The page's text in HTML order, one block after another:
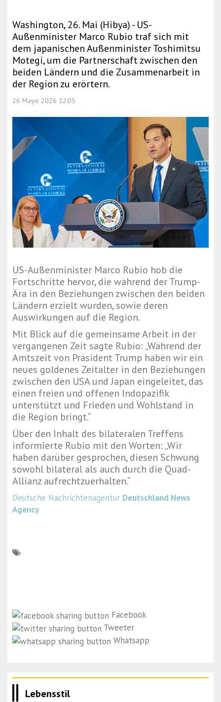
Washington, 26. Mai (Hibya) - US-
Außenminister Marco Rubio traf sich mit
dem japanischen Außenminister Toshimitsu
Motegi, um die Partnerschaft zwischen den
beiden Ländern und die Zusammenarbeit in
der Region zu erörtern.
26 Mayıs 2026 12:05
US-Außenminister Marco Rubio hob die
Fortschritte hervor, die während der Trump-
Ära in den Beziehungen zwischen den beiden
Ländern erzielt wurden, sowie deren
Auswirkungen auf die Region.
Mit Blick auf die gemeinsame Arbeit in der
vergangenen Zeit sagte Rubio: „Während der
Amtszeit von Präsident Trump haben wir ein
neues goldenes Zeitalter in den Beziehungen
zwischen den USA und Japan eingeleitet, das
einen freien und offenen Indopazifik
unterstützt und Frieden und Wohlstand in
die Region bringt.“
Über den Inhalt des bilateralen Treffens
informierte Rubio mit den Worten: „Wir
haben darüber gesprochen, diesen Schwung
sowohl bilateral als auch durch die Quad-
Allianz aufrechtzuerhalten.“
Deutsche Nachrichtenagentur Deutschland News
Agency
Facebook
Tweeter
Whatsapp
Lebensstil